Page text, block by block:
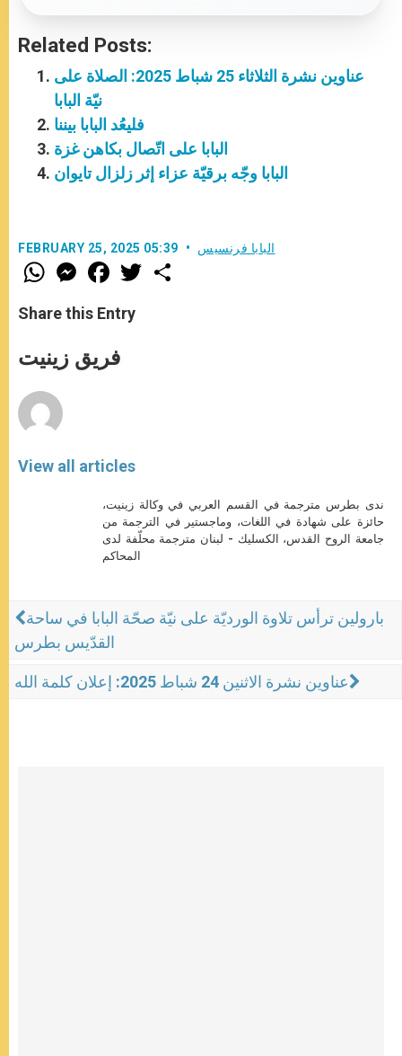
Related Posts:
عناوين نشرة الثلاثاء 25 شباط 2025: الصلاة على
نيّة البابا
فليعُد البابا بيننا
البابا على اتّصال بكاهن غزة
البابا وجّه برقيّة عزاء إثر زلزال تايوان
FEBRUARY 25, 2025 05:39 البابا فرنسيس
W
h
t
s
p
p
M
e
s
e
g
e
F
a
e
b
o
k
w
Share this Entry
فريق زينيت
View all articles
ندى بطرس مترجمة في القسم العربي في وكالة زينيت،
حائزة على شهادة في اللغات، وماجستير في الترجمة من
جامعة الروح القدس، الكسليك - لبنان مترجمة محلّفة لدى
المحاكم
بارولين ترأس تلاوة الورديّة على نيّة صحّة البابا في ساحة
القدّيس بطرس
عناوين نشرة الاثنين 24 شباط 2025: إعلان كلمة الله